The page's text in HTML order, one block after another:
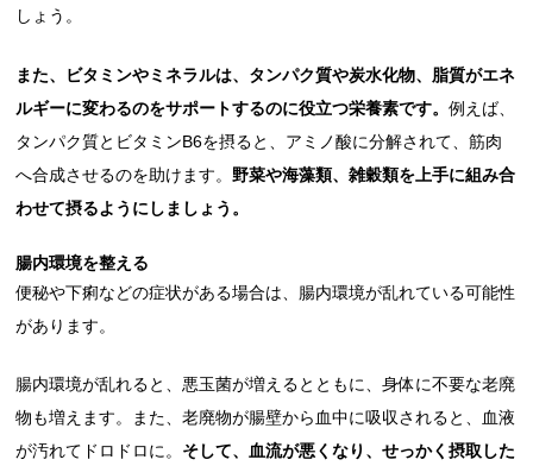
しょう。
また、ビタミンやミネラルは、タンパク質や炭水化物、脂質がエネ
ルギーに変わるのをサポートするのに役立つ栄養素です。例えば、
タンパク質とビタミンB6を摂ると、アミノ酸に分解されて、筋肉
へ合成させるのを助けます。 野菜や海藻類、雑穀類を上手に組み合
わせて摂るようにしましょう。
腸内環境を整える
便秘や下痢などの症状がある場合は、腸内環境が乱れている可能性
があります。
腸内環境が乱れると、悪玉菌が増えるとともに、身体に不要な老廃
物も増えます。また、老廃物が腸壁から血中に吸収されると、血液
が汚れてドロドロに。 そして、血流が悪くなり、せっかく摂取した